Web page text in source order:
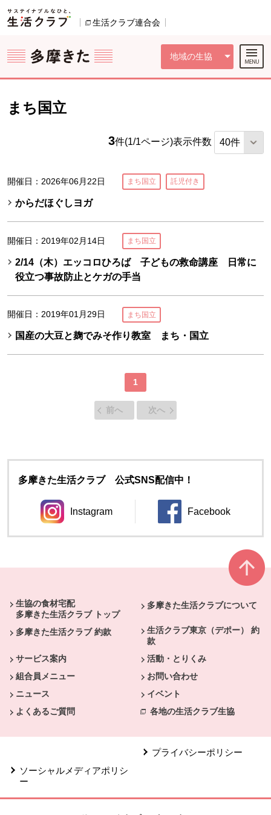
ページの先頭です。
生活クラブ連合会
地域の生協
ここからサイト内共通メニューです。
サイト内共通メニューをスキップする
サイト内共通メニューここまで。
まち国立
3件(1/1ページ)表示件数
開催日：2026年06月22日 まち国立 託児付き
からだほぐしヨガ
開催日：2019年02月14日 まち国立
2/14（木）エッコロひろば 子どもの救命講座 日常に
役立つ事故防止とケガの手当
開催日：2019年01月29日 まち国立
国産の大豆と麹でみそ作り教室 まち・国立
1
前へ 次へ
多摩きた生活クラブ 公式SNS配信中！
Instagram
別のウィンドウで開きます。
Facebook
別のウィンドウ
生協の食材宅配
多摩きた生活クラブ トップ
多摩きた生活クラブについて
多摩きた生活クラブ 約款
生活クラブ東京（デポー） 約
款
サービス案内
活動・とりくみ
組合員メニュー
お問い合わせ
ニュース
イベント
よくあるご質問
各地の生活クラブ生協
プライバシーポリシー
ソーシャルメディアポリシ
ー